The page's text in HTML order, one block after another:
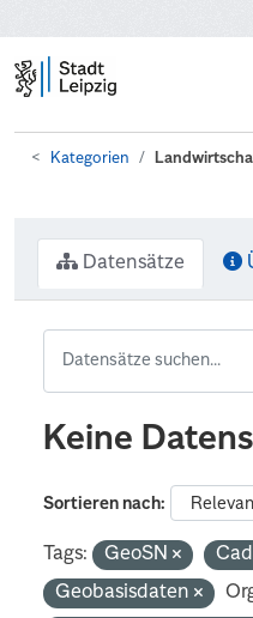
Kategorien
Datensätze
Keine
Sortieren nach
Tags: GeoSN
Geobasisdaten